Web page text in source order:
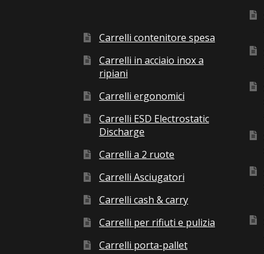
Carrelli contenitore spesa
Carrelli in acciaio inox a
ripiani
Carrelli ergonomici
Carrelli ESD Electrostatic
Discharge
Carrelli a 2 ruote
Carrelli Asciugatori
Carrelli cash & carry
Carrelli per rifiuti e pulizia
Carrelli porta-pallet